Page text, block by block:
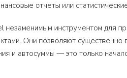
отчеты или
инструментом для
Они позволяют
и автосуммы — это только